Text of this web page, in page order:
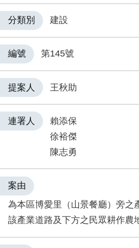
分類別 建設
編號 第145號
提案人 王秋助
連署人
賴添保
徐裕傑
陳志勇
案由
為本區博愛里（山景餐廳）旁之
該產業道路及下方之民眾耕作農